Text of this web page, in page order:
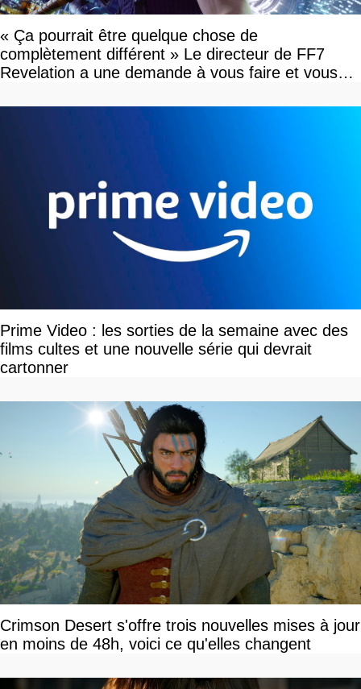
« Ça pourrait être quelque chose de
complètement différent » Le directeur de FF7
Revelation a une demande à vous faire et vous
Prime Video : les sorties de la semaine avec des
films cultes et une nouvelle série qui devrait
cartonner
Crimson Desert s'offre trois nouvelles mises à jour
en moins de 48h, voici ce qu'elles changent